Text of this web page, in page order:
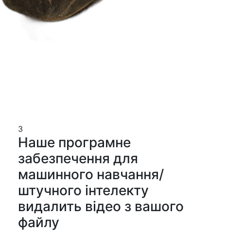
3
Наше програмне
забезпечення для
машинного навчання/
штучного інтелекту
видалить відео з вашого
файлу